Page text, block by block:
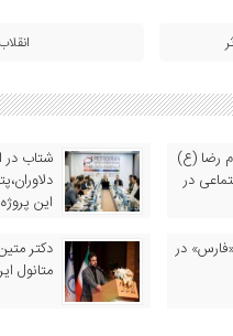
رضا (ع)
در
شتاب در
این پروژه
«فارس» در
دکتر
متانول